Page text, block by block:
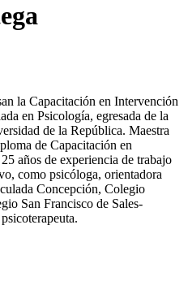
la Capacitación en Intervención
en Psicología, egresada de la
de la República. Maestra
de Capacitación en
años de experiencia de trabajo
como psicóloga, orientadora
Concepción, Colegio
San Francisco de Sales-